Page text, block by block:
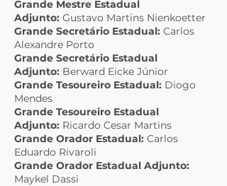
Grande Mestre Estadual
Adjunto: Gustavo Martins Nienkoetter
Grande Secretário Estadual: Carlos
Alexandre Porto
Grande Secretário Estadual
Adjunto: Berward Eicke Júnior
Grande Tesoureiro Estadual: Diogo
Mendes
Grande Tesoureiro Estadual
Adjunto: Ricardo Cesar Martins
Grande Orador Estadual: Carlos
Eduardo Rivaroli
Grande Orador Estadual Adjunto:
Maykel Dassi